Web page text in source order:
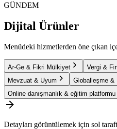
GÜNDEM
Dijital Ürünler
Menüdeki hizmetlerden öne çıkan
Ar-Ge & Fikri Mülkiyet Vergi &
Mevzuat & Uyum
Globalleşme &
Online danışmanlık & eğitim platformu
Detayları görüntülemek için sol